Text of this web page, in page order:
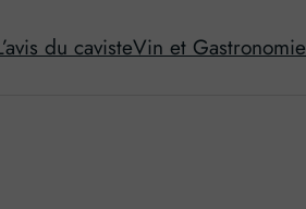
du cavisteVin et Gastronomie